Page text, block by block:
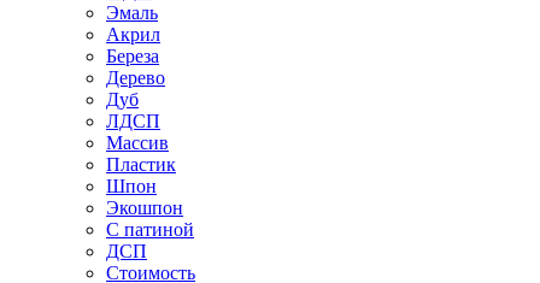
Эмаль
Акрил
Береза
Дерево
Дуб
ЛДСП
Массив
Пластик
Шпон
Экошпон
С патиной
ДСП
Стоимость